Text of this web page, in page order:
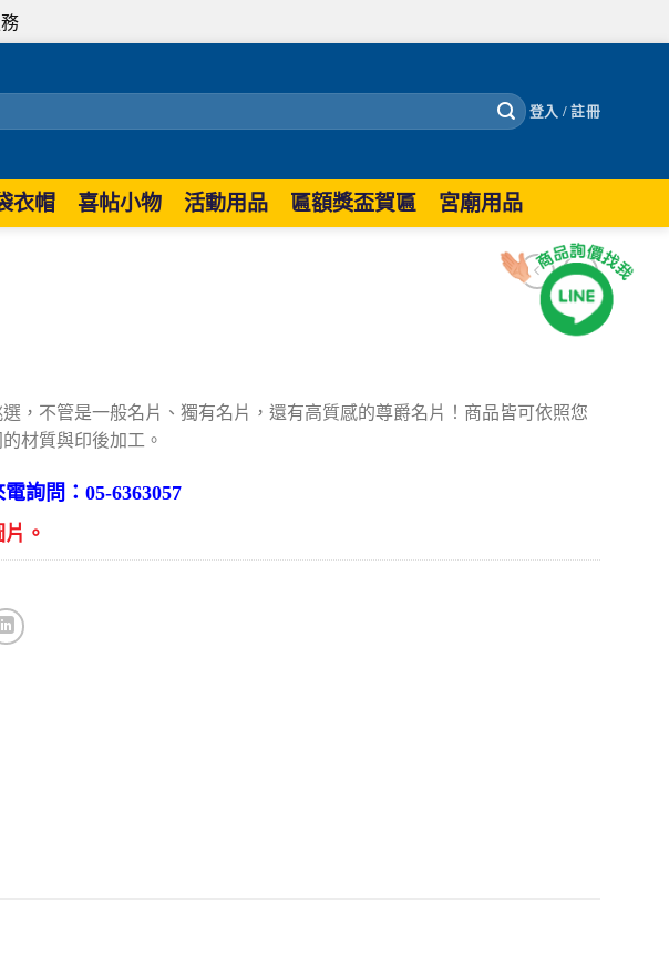
登入 / 註冊
衣帽 喜帖小物 活動用品 匾額獎盃賀匾 宮廟用品
，不管是一般名片、獨有名片，還有高質感的尊爵名片！商品皆可依照您
材質與印後加工。
詢問：05-6363057
。